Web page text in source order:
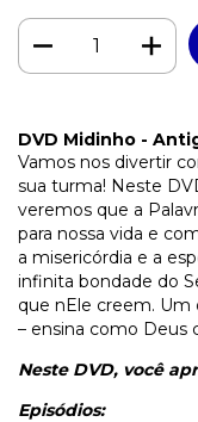
DVD Midinho -
Vamos nos divertir
sua turma! Neste
veremos que a
para nossa vida e
a misericórdia e a
infinita bondade do
que nEle creem. Um
– ensina como Deus
Neste DVD, você
Episódios: